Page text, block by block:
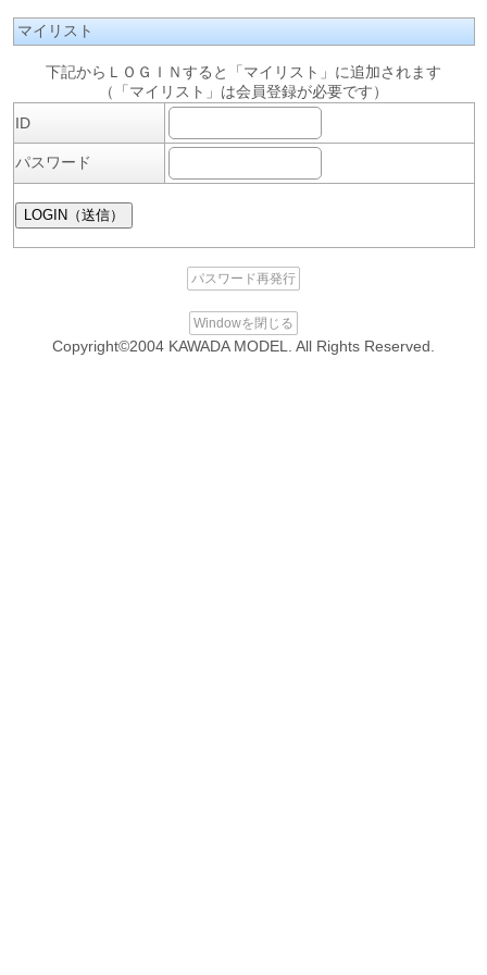
マイリスト
下記からＬＯＧＩＮすると「マイリスト」に追加されます
（「マイリスト」は会員登録が必要です）
ID
パスワード
パスワード再発行
Windowを閉じる
Copyright©2004 KAWADA MODEL. All Rights Reserved.